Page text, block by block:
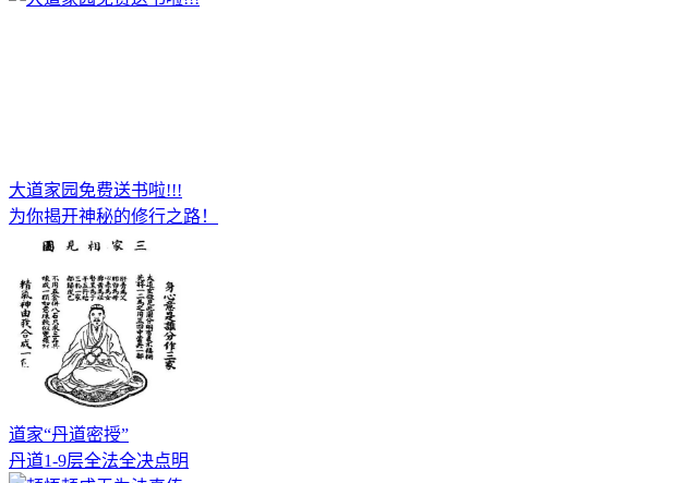
大道家园免费送书啦!!!
为你揭开神秘的修行之路！
道家“丹道密授”
丹道1-9层全法全决点明